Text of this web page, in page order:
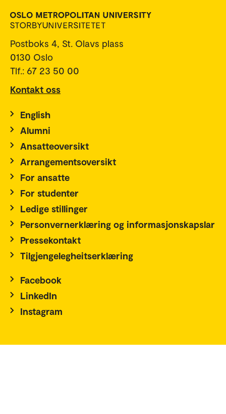
Postboks 4, St. Olavs plass
0130 Oslo
Tlf.: 67 23 50 00
Kontakt oss
English
Alumni
Ansatteoversikt
Arrangementsoversikt
For ansatte
For studenter
Ledige stillinger
Personvernerklæring og informasjonskapslar
Pressekontakt
Tilgjengelegheitserklæring
Facebook
LinkedIn
Instagram